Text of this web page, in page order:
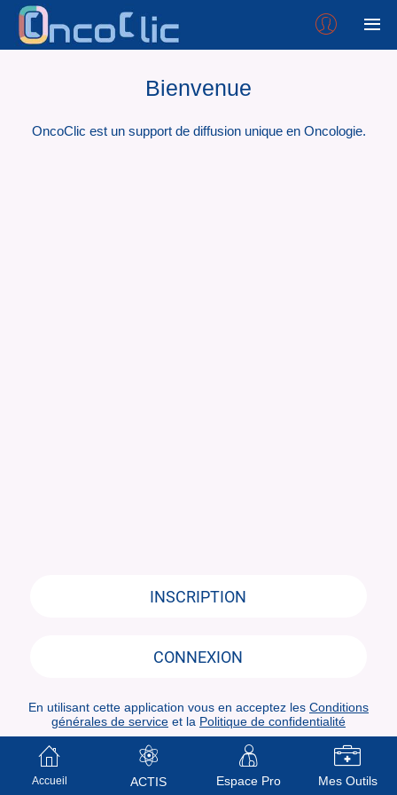
Bienvenue
OncoClic est un support de diffusion unique en Oncologie.
INSCRIPTION
CONNEXION
En utilisant cette application vous en acceptez les Conditions
générales de service et la Politique de confidentialité
Accueil ACTIS Espace Pro Mes Outils